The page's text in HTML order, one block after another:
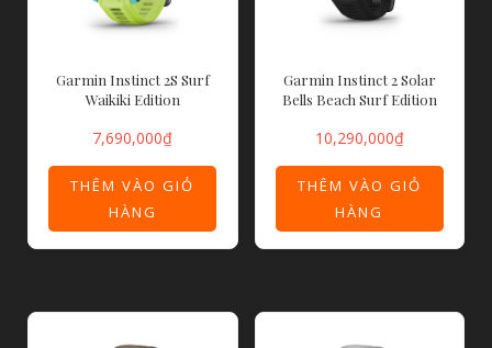
Garmin Instinct 2S Surf
Waikiki Edition
7,690,000₫
THÊM VÀO GIỎ
HÀNG
Garmin Instinct 2 Solar
Bells Beach Surf Edition
10,290,000₫
THÊM VÀO GIỎ
HÀNG